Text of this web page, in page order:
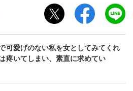
可愛げのない私を女としてみてくれ
疼いてしまい、素直に求めてい